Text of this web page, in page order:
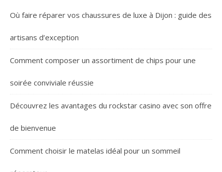
Où faire réparer vos chaussures de luxe à Dijon : guide des
artisans d’exception
Comment composer un assortiment de chips pour une
soirée conviviale réussie
Découvrez les avantages du rockstar casino avec son offre
de bienvenue
Comment choisir le matelas idéal pour un sommeil